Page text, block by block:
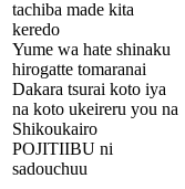
tachiba made kita
keredo
Yume wa hate shinaku
hirogatte tomaranai
Dakara tsurai koto iya
na koto ukeireru you na
Shikoukairo
POJITIIBU ni
sadouchuu